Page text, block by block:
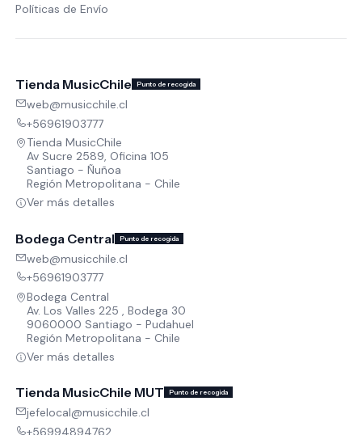
Políticas de Envío
Tienda MusicChile Punto de recogida
web@musicchile.cl
+56961903777
Tienda MusicChile
Av Sucre 2589, Oficina 105
Santiago - Ñuñoa
Región Metropolitana - Chile
Ver más detalles
Bodega Central Punto de recogida
web@musicchile.cl
+56961903777
Bodega Central
Av. Los Valles 225 , Bodega 30
9060000 Santiago - Pudahuel
Región Metropolitana - Chile
Ver más detalles
Tienda MusicChile MUT Punto de recogida
jefelocal@musicchile.cl
+56994894762